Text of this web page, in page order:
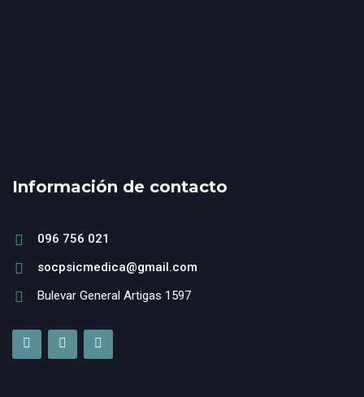
Información de contacto
096 756 021
socpsicmedica@gmail.com
Bulevar General Artigas 1597